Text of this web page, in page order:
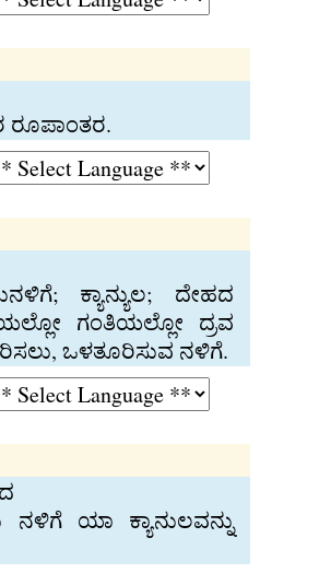
ರೂಪಾಂತರ.
ಕ್ಯಾನ್ಯುಲ; ದೇಹದ
ಗಂತಿಯಲ್ಲೋ ದ್ರವ
ಒಳತೂರಿಸುವ ನಳಿಗೆ.
ನಳಿಗೆ ಯಾ ಕ್ಯಾನುಲವನ್ನು